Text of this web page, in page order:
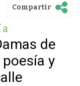
Compartir
de
y